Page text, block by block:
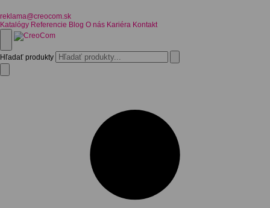
reklama@creocom.sk
Katalógy Referencie Blog O nás Kariéra Kontakt
Hľadať produkty